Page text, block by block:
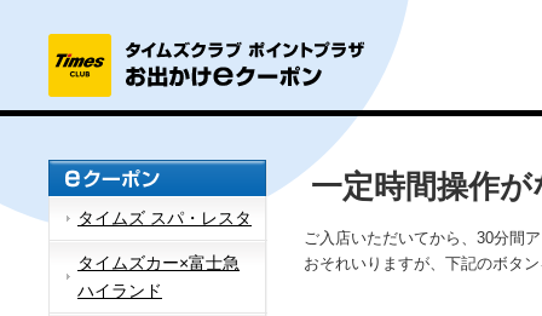
タイムズ スパ・レスタ
タイムズカー×富士急
ハイランド
一定時間操作
ご入店いただいてから、30分間
おそれいりますが、下記のボタ